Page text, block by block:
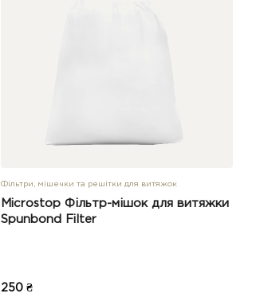
Фільтри, мішечки та решітки для витяжок
Microstop Фільтр-мішок для витяжки
Spunbond Filter
250 ₴